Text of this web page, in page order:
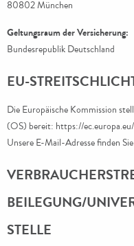
80802 München
Geltungsraum der Versicherung:
Bundesrepublik Deutschland
EU-
Die Europäische Kommission
(OS) bereit: https://
Unsere E-Mail-Adresse finden
BEILEGUNG/
STELLE